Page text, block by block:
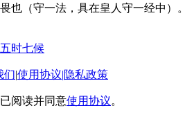
也（守一法，具在皇人守一经中）。
时七候
们|使用协议|隐私政策
阅读并同意使用协议。